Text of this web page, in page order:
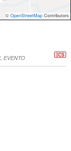
© OpenStreetMap Contributors
EVENTO